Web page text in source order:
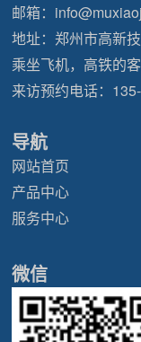
邮箱：
地址：郑州市高新
乘坐飞机，高铁的
来访预约电话：
导航
网站首页
产品中心
服务中心
微信